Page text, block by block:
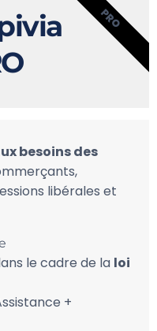
PRO
besoins des
libérales et
le cadre de la loi
+